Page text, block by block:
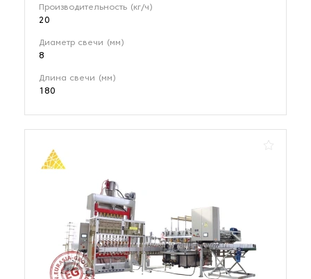
Производительность (кг/ч)
20
Диаметр свечи (мм)
8
Длина свечи (мм)
180